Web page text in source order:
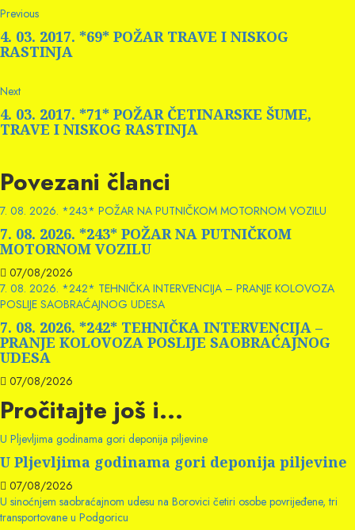
Continue
Reading
PreviousPrevious
post:
4. 03. 2017. *69* POŽAR TRAVE I NISKOG
RASTINJA
NextNext
post:
4. 03. 2017. *71* POŽAR ČETINARSKE ŠUME,
TRAVE I NISKOG RASTINJA
Povezani članci
7. 08. 2026. *243* POŽAR NA PUTNIČKOM MOTORNOM VOZILU
7. 08. 2026. *243* POŽAR NA PUTNIČKOM
MOTORNOM VOZILU
07/08/2026
7. 08. 2026. *242* TEHNIČKA INTERVENCIJA – PRANJE KOLOVOZA
POSLIJE SAOBRAĆAJNOG UDESA
7. 08. 2026. *242* TEHNIČKA INTERVENCIJA –
PRANJE KOLOVOZA POSLIJE SAOBRAĆAJNOG
UDESA
07/08/2026
Pročitajte još i...
U Pljevljima godinama gori deponija piljevine
U Pljevljima godinama gori deponija piljevine
07/08/2026
U sinoćnjem saobraćajnom udesu na Borovici četiri osobe povrijeđene, tri
transportovane u Podgoricu